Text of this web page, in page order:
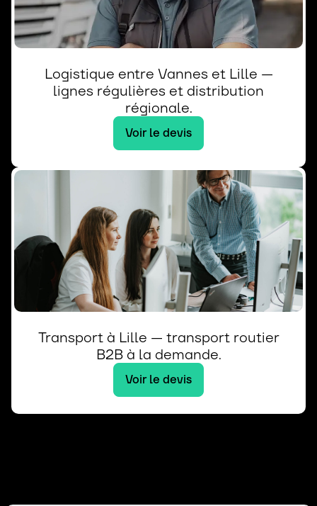
Logistique entre Vannes et Lille —
lignes régulières et distribution
régionale.
Voir le devis
Transport à Lille — transport routier
B2B à la demande.
Voir le devis